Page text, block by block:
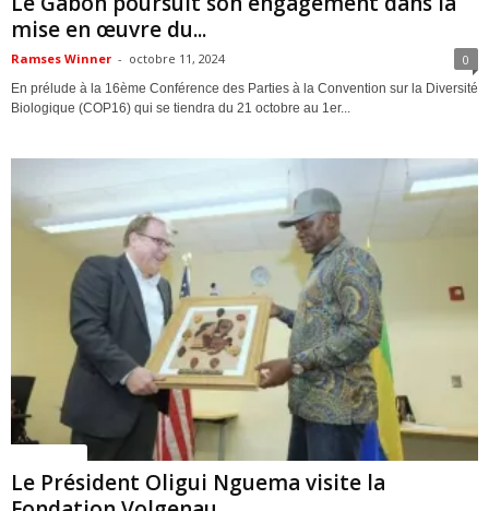
mise en œuvre du...
Ramses Winner - octobre 11, 2024 0
En prélude à la 16ème Conférence des Parties à la Convention sur la Diversité
Biologique (COP16) qui se tiendra du 21 octobre au 1er...
Le Président Oligui Nguema visite la